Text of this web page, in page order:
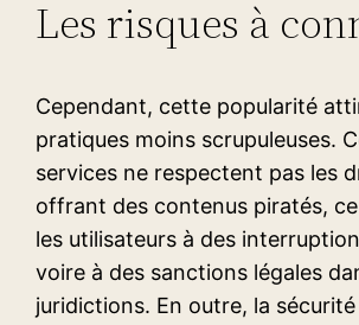
Les risques à
Cependant, cette popularité
pratiques moins scrupuleuses.
services ne respectent pas les
offrant des contenus piratés,
les utilisateurs à des
voire à des sanctions légales
juridictions. En outre, la